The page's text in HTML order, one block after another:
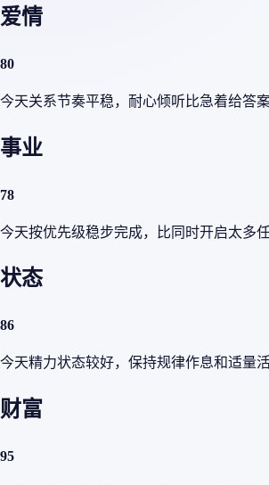
爱情
80
今天关系节奏平稳，耐心倾听比急着给答案
事业
78
今天按优先级稳步完成，比同时开启太多任
状态
86
今天精力状态较好，保持规律作息和适量活
财富
95